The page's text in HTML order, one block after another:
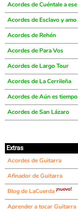
Acordes de Cuéntale a ese
Acordes de Esclavo y amo
Acordes de Rehén
Acordes de Para Vos
Acordes de Largo Tour
Acordes de La Cerrileña
Acordes de Aún es
Acordes de San Lázaro
Extras
Acordes de Guitarra
Afinador de Guitarra
Blog de LaCuerda ¡nuevo!
Aprender a tocar Guitarra